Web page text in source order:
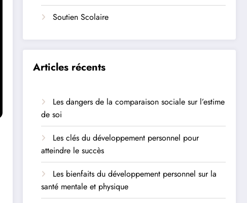
Soutien Scolaire
Articles récents
Les dangers de la comparaison sociale sur l’estime
de soi
Les clés du développement personnel pour
atteindre le succès
Les bienfaits du développement personnel sur la
santé mentale et physique